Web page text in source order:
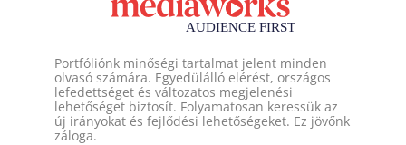
Portfóliónk minőségi tartalmat jelent minden
olvasó számára. Egyedülálló elérést, országos
lefedettséget és változatos megjelenési
lehetőséget biztosít. Folyamatosan keressük az
új irányokat és fejlődési lehetőségeket. Ez jövőnk
záloga.